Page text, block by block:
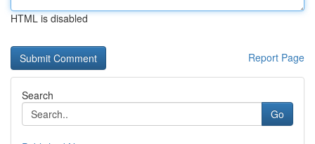
HTML is disabled
Report Page
Search
Go